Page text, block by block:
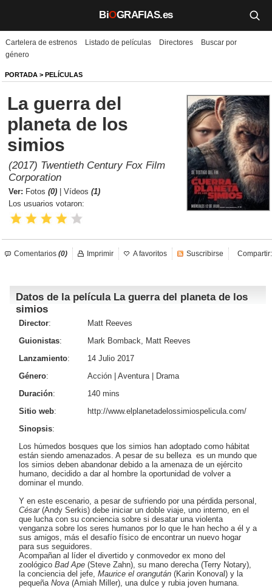
BiOGRAFIAS.es
Biografías
Películas
TV
Música
Un día como hoy
Videos
Galerías
Cartelera de estrenos Listado de películas Directores
Buscar por
género
PORTADA > PELÍCULAS
La guerra del
planeta de los
simios
(2017) Twentieth Century Fox Film
Corporation
Ver: Fotos (0) Vídeos (1)
Los usuarios votaron:
Comentarios (0) Compartir:
Imprimir A favoritos Suscribirse
Datos de la película La guerra del planeta de los
simios
Director:
Matt Reeves
Guionistas:
Mark Bomback, Matt Reeves
Lanzamiento:
14 Julio 2017
Género: Acción Aventura|
Drama
Duración:
140 mins
Sitio web:
http://www.elplanetadelossimiospelicula.com/
Sinopsis:
Los húmedos bosques que los simios han adoptado como hábitat
están siendo amenazados. A pesar de su belleza es un mundo que
los simios deben abandonar debido a la amenaza de un ejército
humano, decidido a dar al hombre la oportunidad de volver a
dominar el mundo.
Y en este escenario, a pesar de sufriendo por una pérdida personal,
César (Andy Serkis) debe iniciar un doble viaje, uno interno, en el
que lucha con su conciencia sobre si desatar una violenta
venganza sobre los seres humanos por lo que le han hecho a él y a
sus amigos, más el desafío físico de encontrar un nuevo hogar
para sus seguidores.
Acompañan al líder el divertido y conmovedor ex mono del
zoológico Bad Ape (Steve Zahn), su mano derecha (Terry Notary),
la conciencia del jefe, Maurice el orangután (Karin Konoval) y la
pequeña Nova (Amiah Miller), una dulce y rubia joven humana.